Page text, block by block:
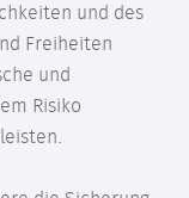
und des
Freiheiten
und
Risiko